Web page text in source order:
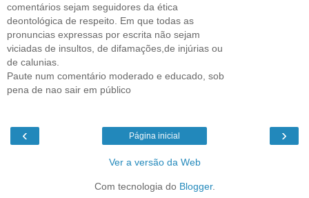
comentários sejam seguidores da ética
deontológica de respeito. Em que todas as
pronuncias expressas por escrita não sejam
viciadas de insultos, de difamações,de injúrias ou
de calunias.
Paute num comentário moderado e educado, sob
pena de nao sair em público
‹ ›
Página inicial
Ver a versão da Web
Com tecnologia do Blogger.